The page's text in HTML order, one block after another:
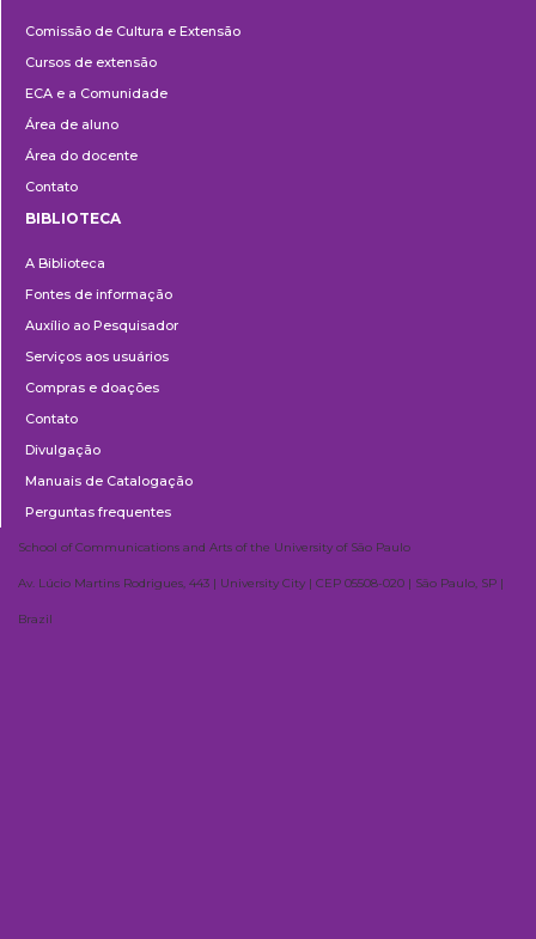
e
Extensão
Comissão de Cultura e Extensão
Cursos de extensão
ECA e a Comunidade
Área de aluno
Área do docente
Contato
BIBLIOTECA
A Biblioteca
Fontes de informação
Auxílio ao Pesquisador
Serviços aos usuários
Compras e doações
Contato
Divulgação
Manuais de Catalogação
Perguntas frequentes
School of Communications and Arts of the University of São Paulo
Av. Lúcio Martins Rodrigues, 443 | University City | CEP 05508-020 | São Paulo, SP |
Brazil